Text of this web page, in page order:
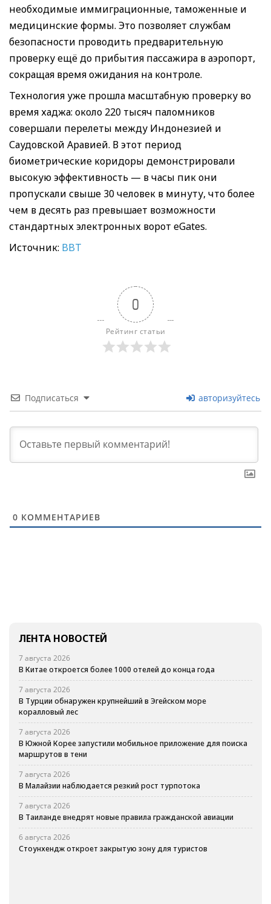
необходимые иммиграционные, таможенные и
медицинские формы. Это позволяет службам
безопасности проводить предварительную
проверку ещё до прибытия пассажира в аэропорт,
сокращая время ожидания на контроле.
Технология уже прошла масштабную проверку во
время хаджа: около 220 тысяч паломников
совершали перелеты между Индонезией и
Саудовской Аравией. В этот период
биометрические коридоры демонстрировали
высокую эффективность — в часы пик они
пропускали свыше 30 человек в минуту, что более
чем в десять раз превышает возможности
стандартных электронных ворот eGates.
Источник: BBT
0
Рейтинг статьи
Подписаться авторизуйтесь
0 КОММЕНТАРИЕВ
ЛЕНТА НОВОСТЕЙ
7 августа 2026
В Китае откроется более 1000 отелей до конца года
7 августа 2026
В Турции обнаружен крупнейший в Эгейском море
коралловый лес
7 августа 2026
В Южной Корее запустили мобильное приложение для поиска
маршрутов в тени
7 августа 2026
В Малайзии наблюдается резкий рост турпотока
7 августа 2026
В Таиланде внедрят новые правила гражданской авиации
6 августа 2026
Стоунхендж откроет закрытую зону для туристов